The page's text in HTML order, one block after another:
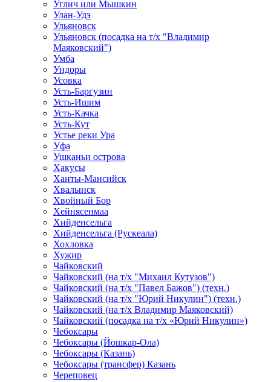
Углич или Мышкин
Улан-Удэ
Ульяновск
Ульяновск (посадка на т/х "Владимир
Маяковский")
Умба
Ундоры
Усовка
Усть-Баргузин
Усть-Ишим
Усть-Качка
Усть-Кут
Устье реки Ура
Уфа
Ушканьи острова
Хакусы
Ханты-Мансийск
Хвалынск
Хвойный Бор
Хейнясенмаа
Хийденсельга
Хийденсельга (Рускеала)
Хохловка
Хужир
Чайковский
Чайковский (на т/х "Михаил Кутузов")
Чайковский (на т/х "Павел Бажов") (техн.)
Чайковский (на т/х "Юрий Никулин") (техн.)
Чайковский (на т/х Владимир Маяковский)
Чайковский (посадка на т/х «Юрий Никулин»)
Чебоксары
Чебоксары (Йошкар-Ола)
Чебоксары (Казань)
Чебоксары (трансфер) Казань
Череповец